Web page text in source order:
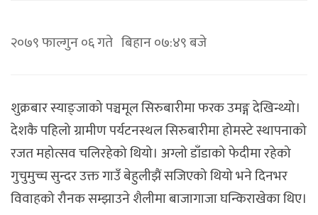
२०७९ फाल्गुन ०६ गते बिहान ०७:४९ बजे
शुक्रबार स्याङ्जाको पञ्चमूल सिरुबारीमा फरक उमङ्ग देखिन्थ्यो।
देशकै पहिलो ग्रामीण पर्यटनस्थल सिरुबारीमा होमस्टे स्थापनाको
रजत महोत्सव चलिरहेको थियो। अग्लो डाँडाको फेदीमा रहेको
गुचुमुच्च सुन्दर उक्त गाउँ बेहुलीझैं सजिएको थियो भने दिनभर
विवाहको रौनक सम्झाउने शैलीमा बाजागाजा घन्किराखेका थिए।